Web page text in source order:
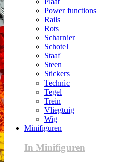
Power functions
Rails
Rots
Scharnier
Schotel
Staaf
Steen
Stickers
Technic
Tegel
Trein
Vliegtuig
Wig
Minifiguren
In Minifiguren